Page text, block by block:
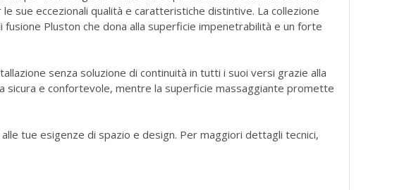
sue eccezionali qualità e caratteristiche distintive. La collezione
Pluston che dona alla superficie impenetrabilità e un forte
senza soluzione di continuità in tutti i suoi versi grazie alla
e confortevole, mentre la superficie massaggiante promette
tue esigenze di spazio e design. Per maggiori dettagli tecnici,